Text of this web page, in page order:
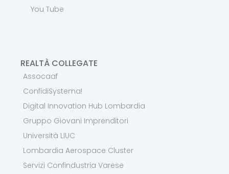
You Tube
REALTÀ COLLEGATE
Assocaaf
ConfidiSystema!
Digital Innovation Hub Lombardia
Gruppo Giovani Imprenditori
Università LIUC
Lombardia Aerospace Cluster
Servizi Confindustria Varese